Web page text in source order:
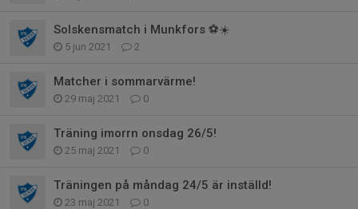
Solskensmatch i Munkfors ⚽️☀️
5 jun 2021 2
Matcher i sommarvärme!
29 maj 2021 0
Träning imorrn onsdag 26/5!
25 maj 2021 0
Träningen på måndag 24/5 är inställd!
23 maj 2021 0